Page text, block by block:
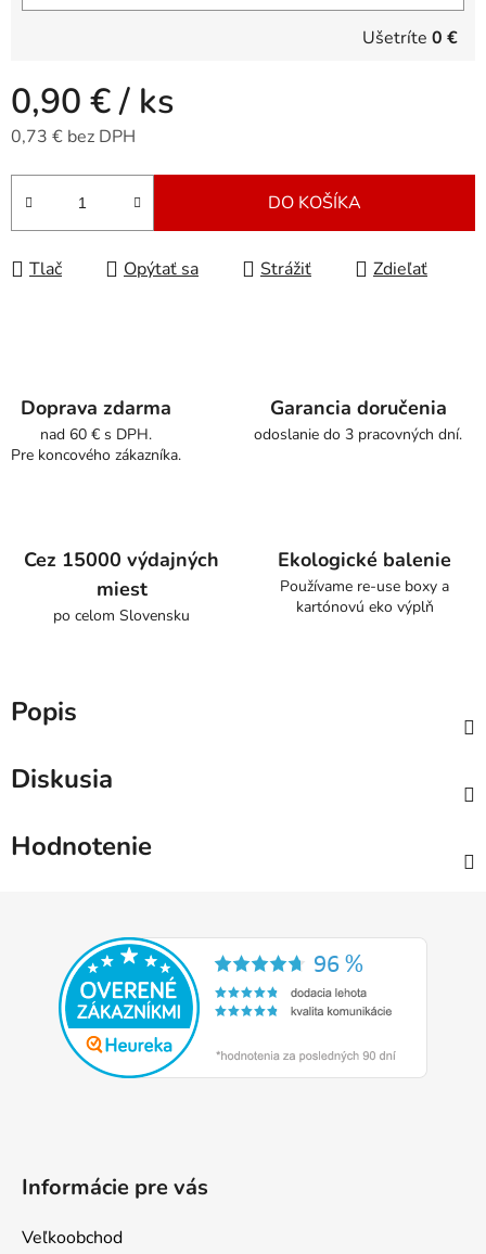
Ušetríte 0 €
0,90 €/ ks
0,73 € bez DPH
Jednotková cena:
DO KOŠÍKA
Tlač Opýtať sa Strážiť Zdieľať
Doprava zdarma
nad 60 € s DPH.
Pre koncového zákazníka.
Garancia doručenia
odoslanie do 3 pracovných dní.
Cez 15000 výdajných
miest
po celom Slovensku
Ekologické balenie
Používame re-use boxy a
kartónovú eko výplň
Popis
Diskusia
Hodnotenie
Informácie pre vás
Veľkoobchod